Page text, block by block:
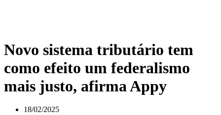
Novo sistema tributário tem
como efeito um federalismo
mais justo, afirma Appy
18/02/2025